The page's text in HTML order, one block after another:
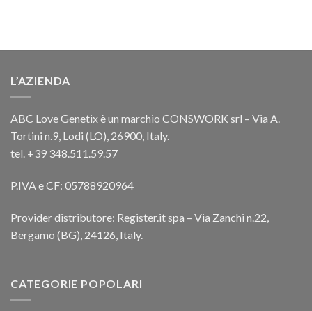
L’AZIENDA
ABC Love Genetix è un marchio CONSWORK srl – Via A.
Tortini n.9, Lodi (LO), 26900, Italy.
tel. +39 348.511.59.57
P.IVA e CF: 05788920964
Provider distributore: Register.it spa – Via Zanchi n.22,
Bergamo (BG), 24126, Italy.
CATEGORIE POPOLARI